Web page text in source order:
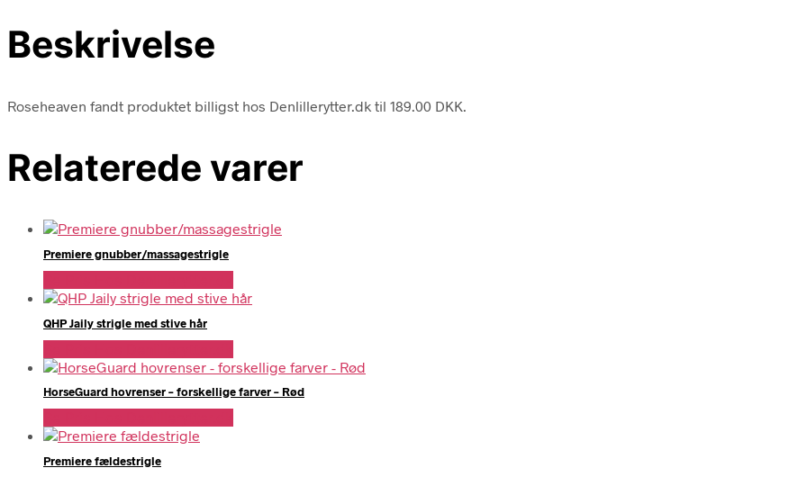
Beskrivelse
Roseheaven fandt produktet billigst hos Denlillerytter.dk til 189.00 DKK.
Relaterede varer
Premiere gnubber/massagestrigle
QHP Jaily strigle med stive hår
HorseGuard hovrenser – forskellige farver – Rød
Premiere fældestrigle